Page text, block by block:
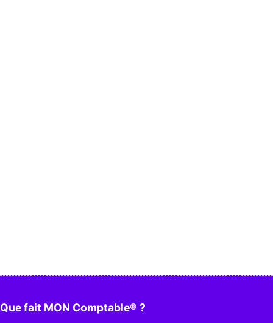
Que fait MON Comptable® ?